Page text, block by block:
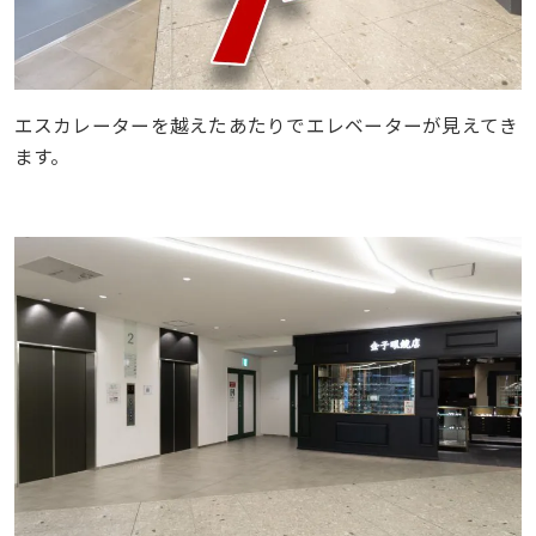
エスカレーターを越えたあたりでエレベーターが見えてき
ます。